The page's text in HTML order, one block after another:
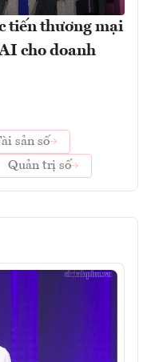
tiến thương mại
cho doanh
sản số
Quản trị số